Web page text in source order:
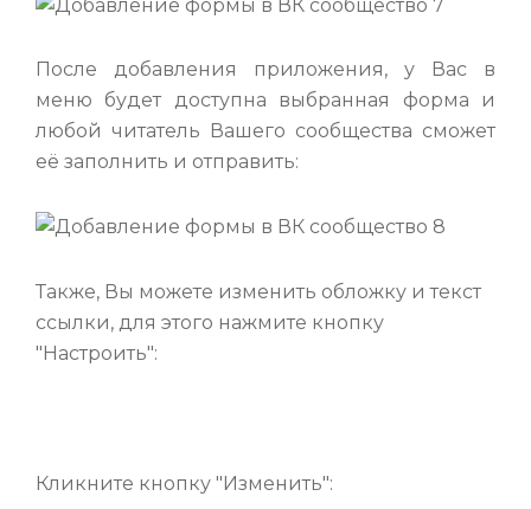
После добавления приложения, у Вас в
меню будет доступна выбранная форма и
любой читатель Вашего сообщества сможет
её заполнить и отправить:
Также, Вы можете изменить обложку и текст
ссылки, для этого нажмите кнопку
"Настроить":
Кликните кнопку "Изменить":